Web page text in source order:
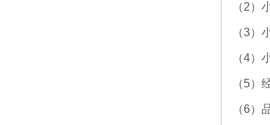
（2）
（3）
（4）
（5）
（6）